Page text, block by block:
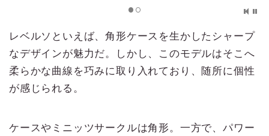
レベルソといえば、角形ケースを生かしたシャープ
なデザインが魅力だ。しかし、このモデルはそこへ
柔らかな曲線を巧みに取り入れており、随所に個性
が感じられる。
ケースやミニッツサークルは角形。一方で、パワー